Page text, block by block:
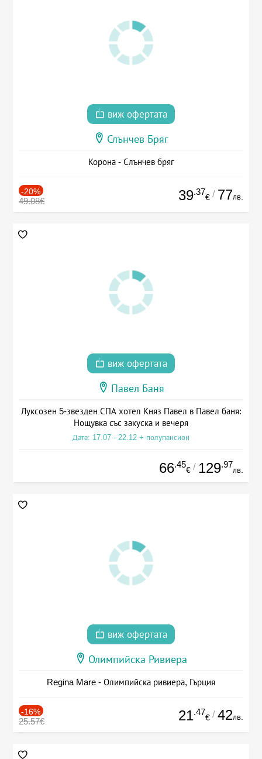
виж офертата
Слънчев Бряг
Корона - Слънчев бряг
-20%
49.08€ 39.37
€ / 77лв.
виж офертата
Павел Баня
Луксозен 5-звезден СПА хотел Княз Павел в Павел баня:
Нощувка със закуска и вечеря
Дата: 17.07 - 22.12 + полупансион
66.45
€ / 129.97
лв.
виж офертата
Олимпийска Ривиера
Regina Mare - Олимпийска ривиера, Гърция
-16%
25.57€ 21.47
€ / 42лв.